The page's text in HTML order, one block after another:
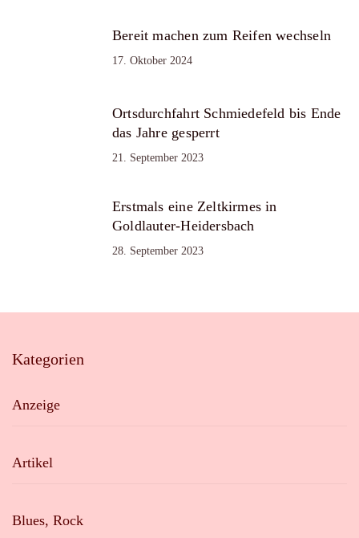
Bereit machen zum Reifen wechseln
17. Oktober 2024
Ortsdurchfahrt Schmiedefeld bis Ende
das Jahre gesperrt
21. September 2023
Erstmals eine Zeltkirmes in
Goldlauter-Heidersbach
28. September 2023
Kategorien
Anzeige
Artikel
Blues, Rock